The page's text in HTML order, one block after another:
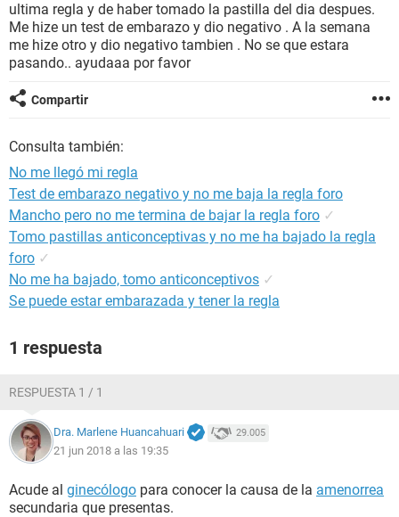
GLOSARIO
ultima regla y de haber tomado la pastilla del dia despues.
Me hize un test de embarazo y dio negativo . A la semana
me hize otro y dio negativo tambien . No se que estara
pasando.. ayudaaa por favor
Compartir
Consulta también:
No me llegó mi regla
Test de embarazo negativo y no me baja la regla foro
Mancho pero no me termina de bajar la regla foro ✓
Tomo pastillas anticonceptivas y no me ha bajado la regla
foro ✓
No me ha bajado, tomo anticonceptivos ✓
Se puede estar embarazada y tener la regla
1 respuesta
RESPUESTA 1 / 1
Dra. Marlene Huancahuari 29.005
21 jun 2018 a las 19:35
Acude al ginecólogo para conocer la causa de la amenorrea
secundaria que presentas.